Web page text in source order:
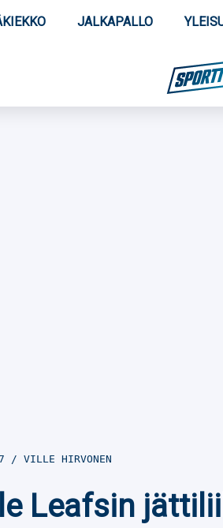
JALKAPALLO
VILLE HIRVONEN
Leafsin